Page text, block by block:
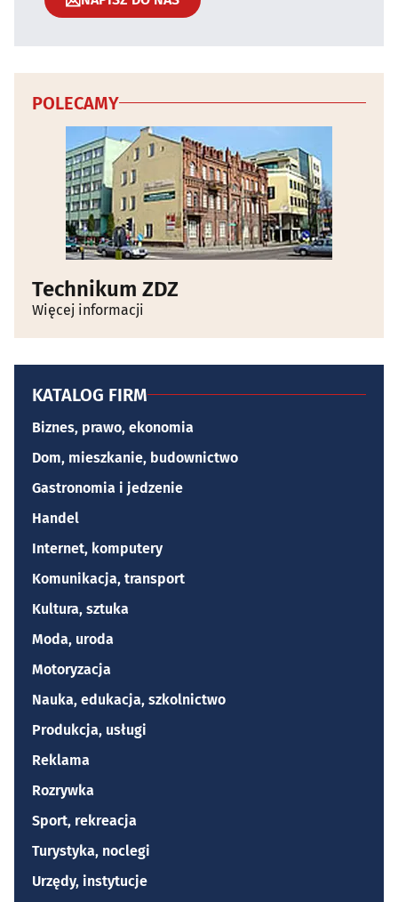
POLECAMY
Technikum ZDZ
Więcej informacji
KATALOG FIRM
Biznes, prawo, ekonomia
Dom, mieszkanie, budownictwo
Gastronomia i jedzenie
Handel
Internet, komputery
Komunikacja, transport
Kultura, sztuka
Moda, uroda
Motoryzacja
Nauka, edukacja, szkolnictwo
Produkcja, usługi
Reklama
Rozrywka
Sport, rekreacja
Turystyka, noclegi
Urzędy, instytucje